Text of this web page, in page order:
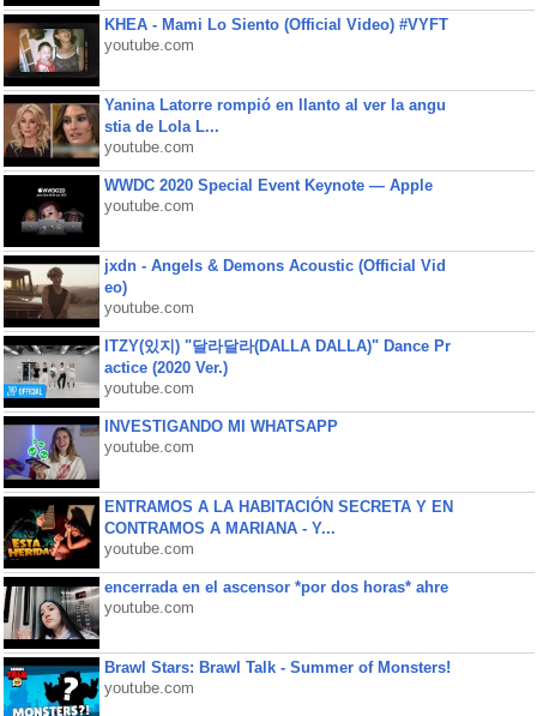
KHEA - Mami Lo Siento (Official Video) #VYFT
youtube.com
Yanina Latorre rompió en llanto al ver la angu
stia de Lola L...
youtube.com
WWDC 2020 Special Event Keynote — Apple
youtube.com
jxdn - Angels & Demons Acoustic (Official Vid
eo)
youtube.com
ITZY(있지) "달라달라(DALLA DALLA)" Dance Pr
actice (2020 Ver.)
youtube.com
INVESTIGANDO MI WHATSAPP
youtube.com
ENTRAMOS A LA HABITACIÓN SECRETA Y EN
CONTRAMOS A MARIANA - Y...
youtube.com
encerrada en el ascensor *por dos horas* ahre
youtube.com
Brawl Stars: Brawl Talk - Summer of Monsters!
youtube.com